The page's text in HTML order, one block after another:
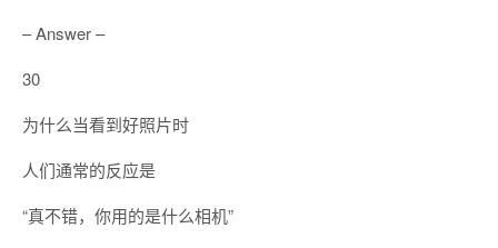
– Answer –
30
为什么当看到好照片时
人们通常的反应是
“真不错，你用的是什么相机”